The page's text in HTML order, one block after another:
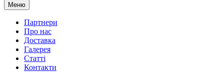
Меню
Партнери
Про нас
Доставка
Галерея
Статтi
Контакти